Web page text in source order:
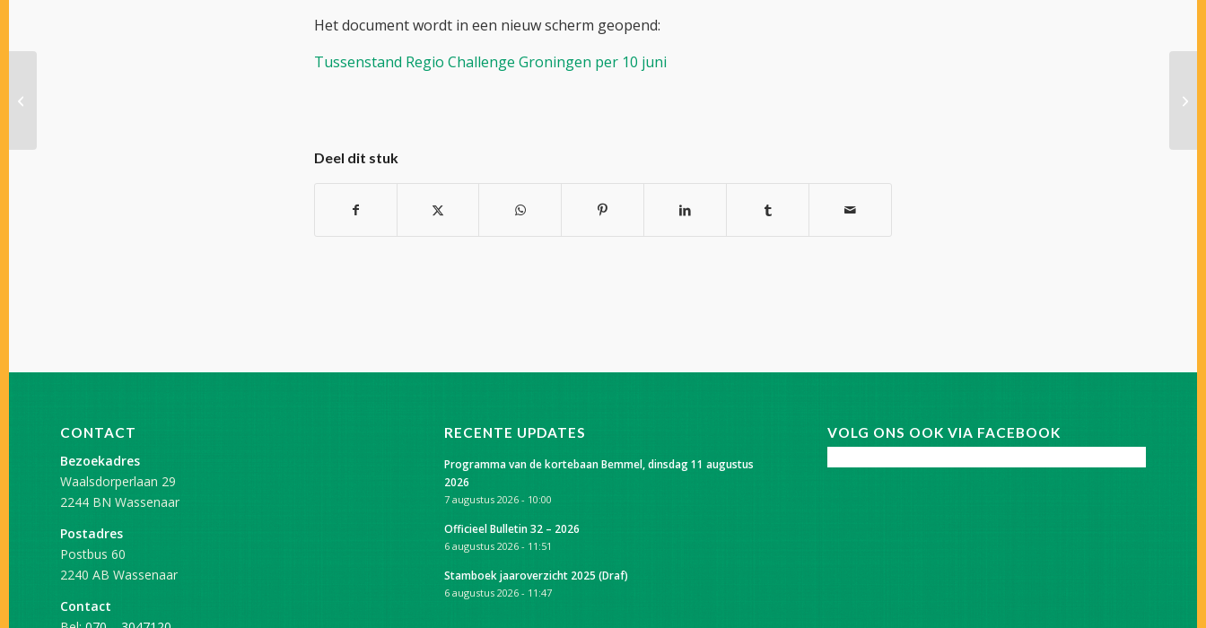
Het document wordt in een nieuw scherm geopend:
Tussenstand Regio Challenge Groningen per 10 juni
Deel dit stuk
CONTACT
Bezoekadres
Waalsdorperlaan 29
2244 BN Wassenaar
Postadres
Postbus 60
2240 AB Wassenaar
Contact
RECENTE UPDATES
Programma van de kortebaan Bemmel, dinsdag 11 augustus
2026
7 augustus 2026 - 10:00
Officieel Bulletin 32 – 2026
6 augustus 2026 - 11:51
Stamboek jaaroverzicht 2025 (Draf)
6 augustus 2026 - 11:47
VOLG ONS OOK VIA FACEBOOK